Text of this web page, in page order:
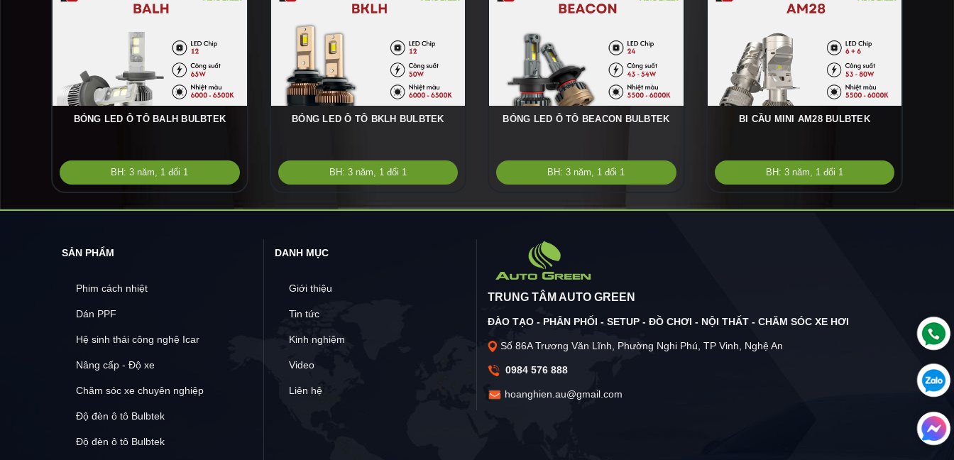
BÓNG LED Ô TÔ BALH BULBTEK
BH: 3 năm, 1 đổi 1
BÓNG LED Ô TÔ BKLH BULBTEK
BH: 3 năm, 1 đổi 1
BÓNG LED Ô TÔ BEACON BULBTEK
BH: 3 năm, 1 đổi 1
BI CẦU MINI AM28 BULBTEK
BH: 3 năm, 1 đổi 1
SẢN PHẨM
Phim cách nhiệt
Dán PPF
Hệ sinh thái công nghệ Icar
Nâng cấp - Độ xe
Chăm sóc xe chuyên nghiệp
Độ đèn ô tô Bulbtek
Độ đèn ô tô Bulbtek
DANH MỤC
Giới thiệu
Tin tức
Kinh nghiệm
Video
Liên hệ
TRUNG TÂM AUTO GREEN
ĐÀO TẠO - PHÂN PHỐI - SETUP - ĐỒ CHƠI - NỘI THẤT - CHĂM SÓC XE HƠI
Số 86A Trương Văn Lĩnh, Phường Nghi Phú, TP Vinh, Nghệ An
0984 576 888
hoanghien.au@gmail.com